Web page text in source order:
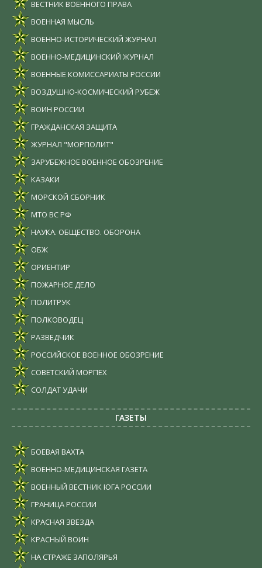
ВЕСТНИК ВОЕННОГО ПРАВА
ВОЕННАЯ МЫСЛЬ
ВОЕННО-ИСТОРИЧЕСКИЙ ЖУРНАЛ
ВОЕННО-МЕДИЦИНСКИЙ ЖУРНАЛ
ВОЕННЫЕ КОМИССАРИАТЫ РОССИИ
ВОЗДУШНО-КОСМИЧЕСКИЙ РУБЕЖ
ВОИН РОССИИ
ГРАЖДАНСКАЯ ЗАЩИТА
ЖУРНАЛ "МОРПОЛИТ"
ЗАРУБЕЖНОЕ ВОЕННОЕ ОБОЗРЕНИЕ
КАЗАКИ
МОРСКОЙ СБОРНИК
МТО ВС РФ
НАУКА. ОБЩЕСТВО. ОБОРОНА
ОБЖ
ОРИЕНТИР
ПОЖАРНОЕ ДЕЛО
ПОЛИТРУК
ПОЛКОВОДЕЦ
РАЗВЕДЧИК
РОССИЙСКОЕ ВОЕННОЕ ОБОЗРЕНИЕ
СОВЕТСКИЙ МОРПЕХ
СОЛДАТ УДАЧИ
ГАЗЕТЫ
БОЕВАЯ ВАХТА
ВОЕННО-МЕДИЦИНСКАЯ ГАЗЕТА
ВОЕННЫЙ ВЕСТНИК ЮГА РОССИИ
ГРАНИЦА РОССИИ
КРАСНАЯ ЗВЕЗДА
КРАСНЫЙ ВОИН
НА СТРАЖЕ ЗАПОЛЯРЬЯ